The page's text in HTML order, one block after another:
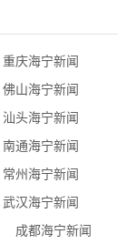
重庆海宁新闻
佛山海宁新闻
汕头海宁新闻
南通海宁新闻
常州海宁新闻
武汉海宁新闻
成都海宁新闻